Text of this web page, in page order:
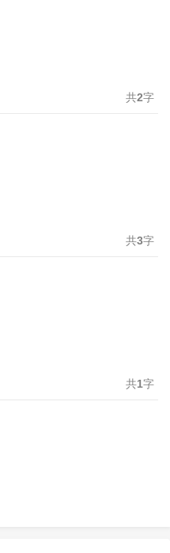
共2字
共3字
共1字